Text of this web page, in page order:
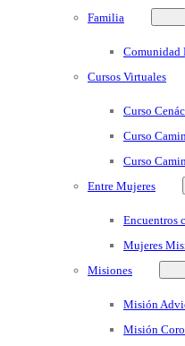
Familia
Comunidad
Cursos Virtuales
Curso
Curso
Curso
Entre Mujeres
Encuentros
Mujeres
Misiones
Misión
Misión